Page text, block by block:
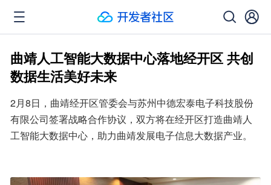
曲靖人工智能大数据中心落地经开区 共创
数据生活美好未来
2月8日，曲靖经开区管委会与苏州中德宏泰电子科技股份
有限公司签署战略合作协议，双方将在经开区打造曲靖人
工智能大数据中心，助力曲靖发展电子信息大数据产业。